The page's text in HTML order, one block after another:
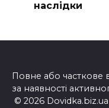
наслідки
Повне або часткове
за наявності
© 2026 Dovidka.biz.ua